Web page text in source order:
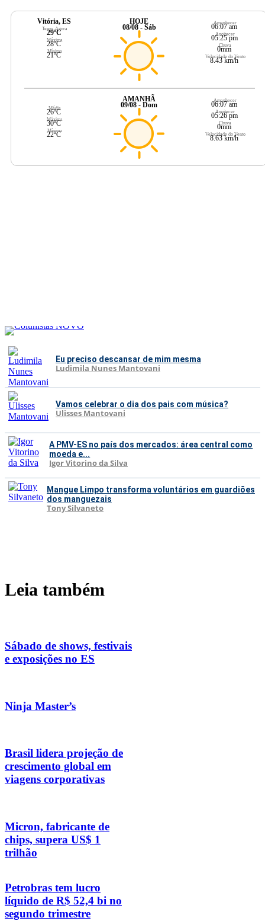
Vitória, ES
Temp. Agora
29ºC
Máxima
28ºC
Mínima
21ºC
HOJE
08/08 - Sáb
Amanhecer
06:07 am
Anoitecer
05:25 pm
Chuva
0mm
Velocidade do Vento
8.43 km/h
Média
26ºC
Máxima
30ºC
Mínima
22ºC
AMANHÃ
09/08 - Dom
Amanhecer
06:07 am
Anoitecer
05:26 pm
Chuva
0mm
Velocidade do Vento
8.63 km/h
Eu preciso descansar de mim mesma
Ludimila Nunes Mantovani
Vamos celebrar o dia dos pais com música?
Ulisses Mantovani
A PMV-ES no país dos mercados: área central como
moeda e...
Igor Vitorino da Silva
Mangue Limpo transforma voluntários em guardiões
dos manguezais
Tony Silvaneto
Leia também
Sábado de shows, festivais
e exposições no ES
Ninja Master’s
Brasil lidera projeção de
crescimento global em
viagens corporativas
Micron, fabricante de
chips, supera US$ 1
trilhão
Petrobras tem lucro
líquido de R$ 52,4 bi no
segundo trimestre